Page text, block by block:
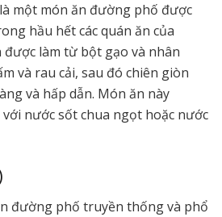
một món ăn đường phố được
hầu hết các quán ăn của
làm từ bột gạo và nhân
và rau cải, sau đó chiên giòn
và hấp dẫn. Món ăn này
nước sốt chua ngọt hoặc nước
đường phố truyền thống và phổ